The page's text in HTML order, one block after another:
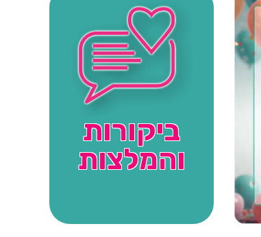
ביקורות
והמלצות